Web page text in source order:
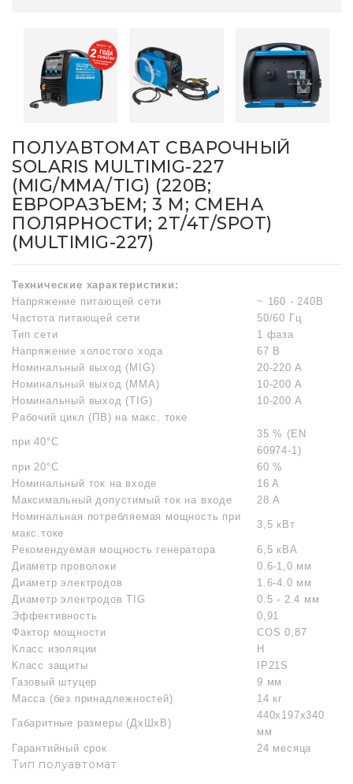
ПОЛУАВТОМАТ СВАРОЧНЫЙ
SOLARIS MULTIMIG-227
(MIG/MMA/TIG) (220В;
ЕВРОРАЗЪЕМ; 3 М; СМЕНА
ПОЛЯРНОСТИ; 2T/4T/SPOT)
(MULTIMIG-227)
Технические характеристики:
Напряжение питающей сети
~ 160 - 240В
Частота питающей сети
50/60 Гц
Тип сети
1 фаза
Напряжение холостого хода
67 В
Номинальный выход (MIG)
20-220 A
Номинальный выход (MMA)
10-200 A
Номинальный выход (TIG)
10-200 A
Рабочий цикл (ПВ) на макс. токе
при 40°С
35 % (EN
60974-1)
при 20°С
60 %
Номинальный ток на входе
16 A
Максимальный допустимый ток на входе
28 А
Номинальная потребляемая мощность при
макс.токе
3,5 кВт
Рекомендуемая мощность генератора
6,5 кВА
Диаметр проволоки
0.6-1,0 мм
Диаметр электродов
1.6-4.0 мм
Диаметр электродов TIG
0.5 - 2.4 мм
Эффективность
0,91
Фактор мощности
COS 0,87
Класс изоляции
H
Класс защиты
IP21S
Газовый штуцер
9 мм
Масса (без принадлежностей)
14 кг
Габаритные размеры (ДxШxВ)
440x197x340
мм
Гарантийный срок
24 месяца
Тип полуавтомат